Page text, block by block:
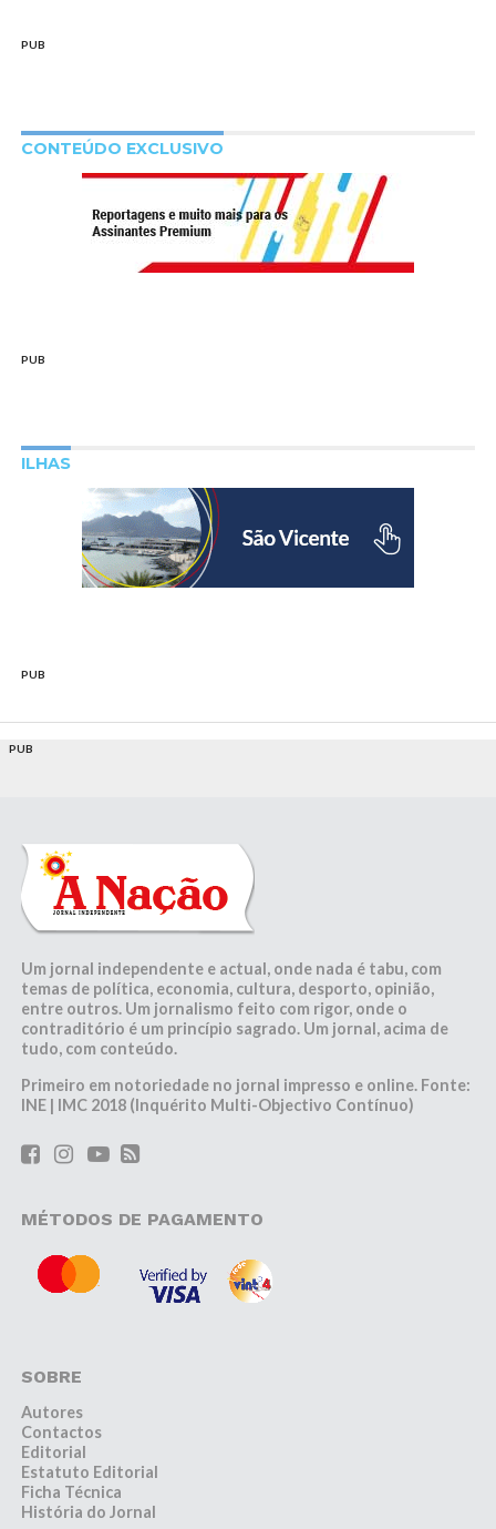
PUB
CONTEÚDO EXCLUSIVO
PUB
ILHAS
PUB
PUB
Um jornal independente e actual, onde nada é tabu, com
temas de política, economia, cultura, desporto, opinião,
entre outros. Um jornalismo feito com rigor, onde o
contraditório é um princípio sagrado. Um jornal, acima de
tudo, com conteúdo.
Primeiro em notoriedade no jornal impresso e online. Fonte:
INE | IMC 2018 (Inquérito Multi-Objectivo Contínuo)
MÉTODOS DE PAGAMENTO
SOBRE
Autores
Contactos
Editorial
Estatuto Editorial
Ficha Técnica
História do Jornal